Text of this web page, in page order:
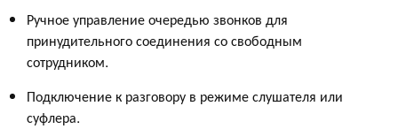
Ручное управление очередью звонков для
принудительного соединения со свободным
сотрудником.
Подключение к разговору в режиме слушателя или
суфлера.